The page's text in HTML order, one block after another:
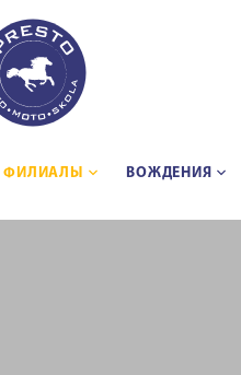
ФИЛИАЛЫ BОЖДЕНИЯ